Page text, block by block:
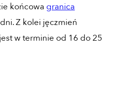
końcowa granica
Z kolei jęczmień
w terminie od 16 do 25